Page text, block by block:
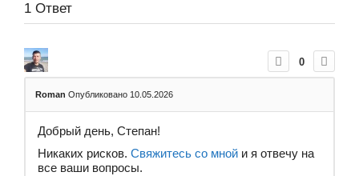
1 Ответ
0
Roman Опубликовано 10.05.2026
Добрый день, Степан!
Никаких рисков. Свяжитесь со мной и я отвечу на
все ваши вопросы.